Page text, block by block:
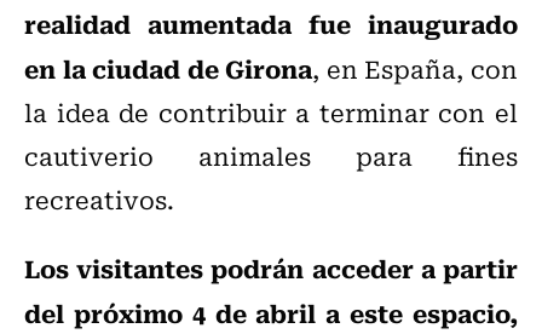
realidad aumentada fue inaugurado
en la ciudad de Girona, en España, con
la idea de contribuir a terminar con el
cautiverio animales para fines
recreativos.
Los visitantes podrán acceder a partir
del próximo 4 de abril a este espacio,